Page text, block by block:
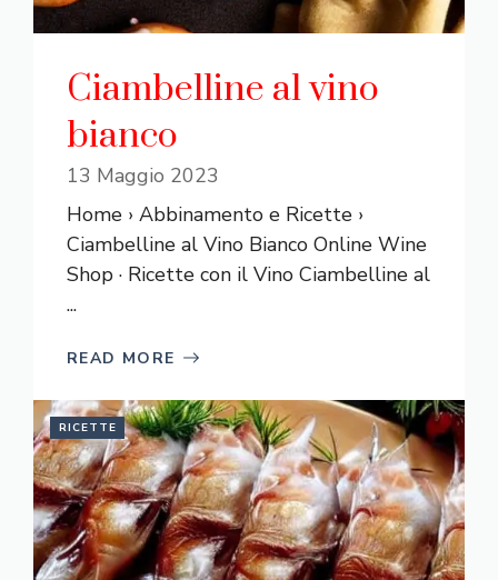
Ciambelline al vino
bianco
13 Maggio 2023
Home › Abbinamento e Ricette ›
Ciambelline al Vino Bianco Online Wine
Shop · Ricette con il Vino Ciambelline al
...
READ MORE
RICETTE